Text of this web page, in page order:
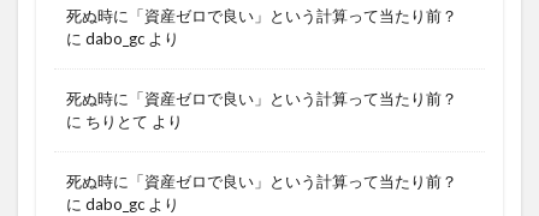
死ぬ時に「資産ゼロで良い」という計算って当たり前？
に dabo_gc より
死ぬ時に「資産ゼロで良い」という計算って当たり前？
に ちりとて より
死ぬ時に「資産ゼロで良い」という計算って当たり前？
に dabo_gc より